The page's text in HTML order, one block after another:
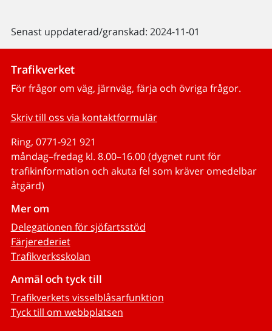
Senast uppdaterad/granskad: 2024-11-01
Trafikverket
För frågor om väg, järnväg, färja och övriga frågor.
Skriv till oss via kontaktformulär
Ring, 0771-921 921
måndag–fredag kl. 8.00–16.00 (dygnet runt för
trafikinformation och akuta fel som kräver omedelbar
åtgärd)
Mer om
Delegationen för sjöfartsstöd
Färjerederiet
Trafikverksskolan
Anmäl och tyck till
Trafikverkets visselblåsarfunktion
Tyck till om webbplatsen